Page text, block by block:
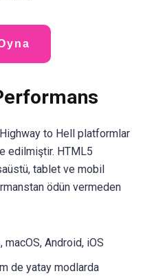
to Hell platformlar
edilmiştir. HTML5
tablet ve mobil
ödün vermeden
Android, iOS
de yatay modlarda